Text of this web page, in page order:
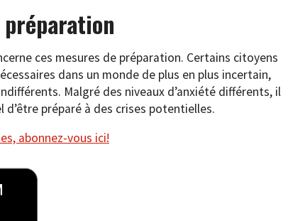
ces mesures de préparation. Certains citoyens
dans un monde de plus en plus incertain,
Malgré des niveaux d’anxiété différents, il
préparé à des crises potentielles.
abonnez-vous ici!